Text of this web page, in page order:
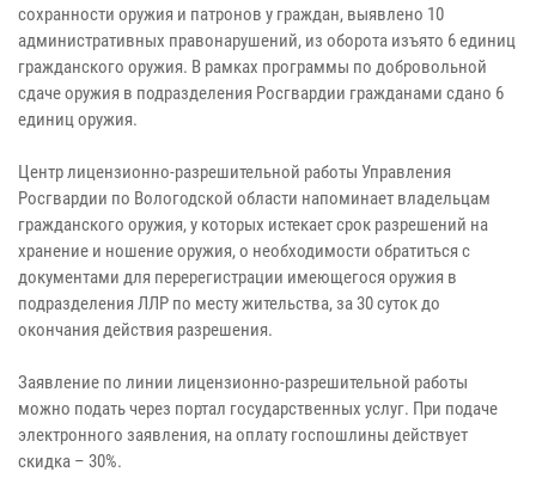
сохранности оружия и патронов у граждан, выявлено 10
административных правонарушений, из оборота изъято 6 единиц
гражданского оружия. В рамках программы по добровольной
сдаче оружия в подразделения Росгвардии гражданами сдано 6
единиц оружия.
Центр лицензионно-разрешительной работы Управления
Росгвардии по Вологодской области напоминает владельцам
гражданского оружия, у которых истекает срок разрешений на
хранение и ношение оружия, о необходимости обратиться с
документами для перерегистрации имеющегося оружия в
подразделения ЛЛР по месту жительства, за 30 суток до
окончания действия разрешения.
Заявление по линии лицензионно-разрешительной работы
можно подать через портал государственных услуг. При подаче
электронного заявления, на оплату госпошлины действует
скидка – 30%.